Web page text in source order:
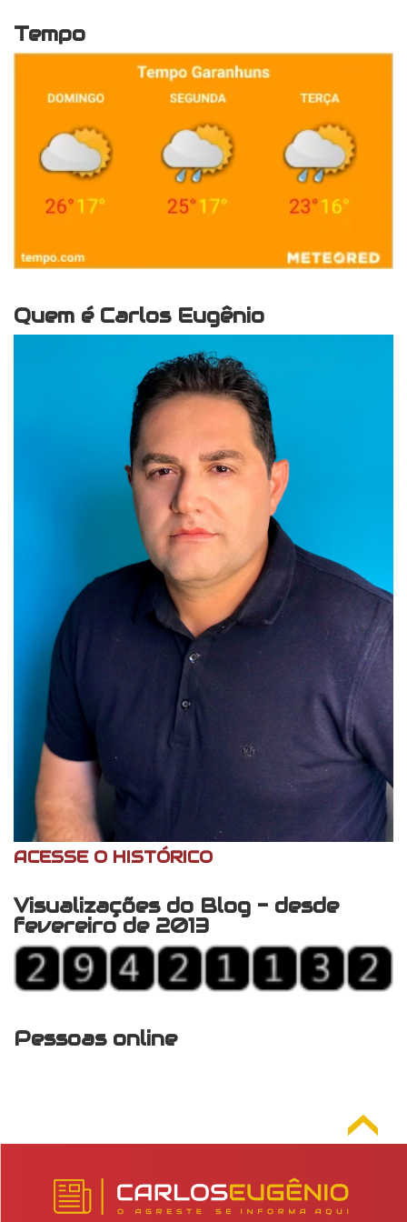
Tempo
Quem é Carlos Eugênio
ACESSE O HISTÓRICO
Visualizações do Blog - desde
fevereiro de 2013
Pessoas online